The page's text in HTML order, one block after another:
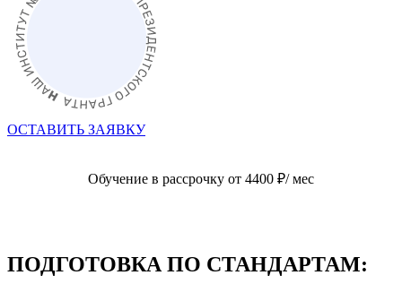
ОСТАВИТЬ ЗАЯВКУ
Обучение в рассрочку от 4400 ₽/ мес
ПОДГОТОВКА ПО СТАНДАРТАМ: